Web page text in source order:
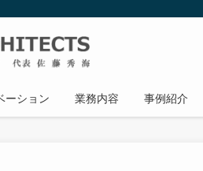
ーション 業務内容 事例紹介